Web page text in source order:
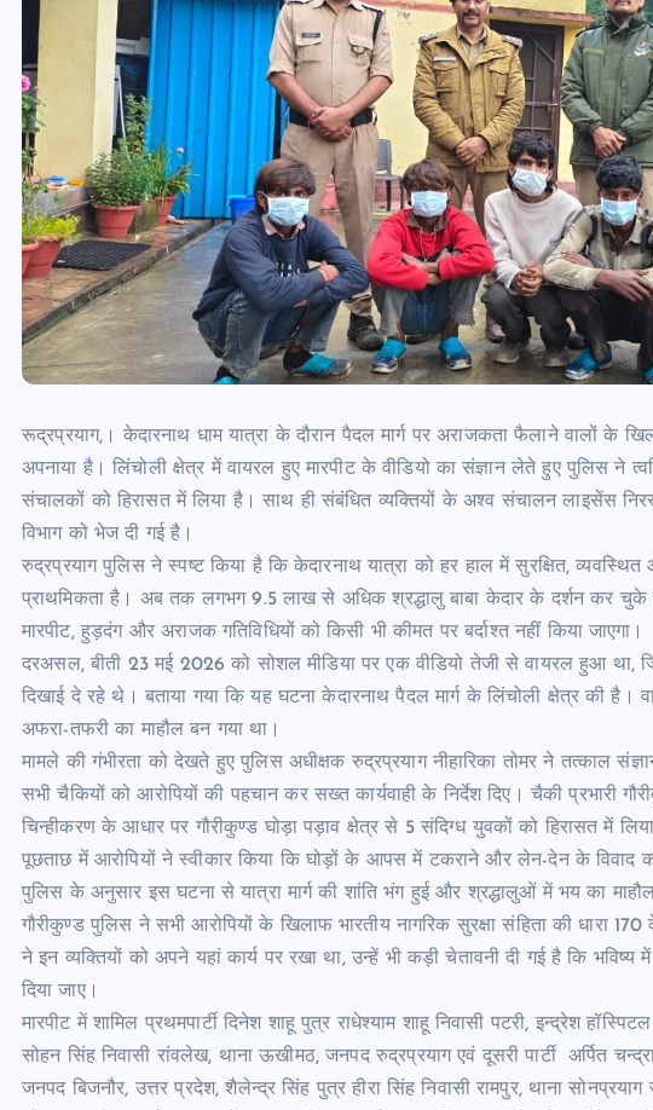
रूद्रप्रयाग,। केदारनाथ धाम यात्रा के दौरान पैदल मार्ग पर अराजकता फैलाने वालों के
अपनाया है। लिंचोली क्षेत्र में वायरल हुए मारपीट के वीडियो का संज्ञान लेते हुए पुलिस ने
संचालकों को हिरासत में लिया है। साथ ही संबंधित व्यक्तियों के अश्व संचालन लाइसेंस
विभाग को भेज दी गई है।
रुद्रप्रयाग पुलिस ने स्पष्ट किया है कि केदारनाथ यात्रा को हर हाल में सुरक्षित,
प्राथमिकता है। अब तक लगभग 9.5 लाख से अधिक श्रद्धालु बाबा केदार के दर्शन कर चुके
मारपीट, हुड़दंग और अराजक गतिविधियों को किसी भी कीमत पर बर्दाश्त नहीं किया जाएगा।
दरअसल, बीती 23 मई 2026 को सोशल मीडिया पर एक वीडियो तेजी से वायरल हुआ
दिखाई दे रहे थे। बताया गया कि यह घटना केदारनाथ पैदल मार्ग के लिंचोली क्षेत्र की है।
अफरा-तफरी का माहौल बन गया था।
मामले की गंभीरता को देखते हुए पुलिस अधीक्षक रुद्रप्रयाग नीहारिका तोमर ने तत्काल
सभी चैकियों को आरोपियों की पहचान कर सख्त कार्यवाही के निर्देश दिए। चैकी प्रभारी
चिन्हीकरण के आधार पर गौरीकुण्ड घोड़ा पड़ाव क्षेत्र से 5 संदिग्ध युवकों को हिरासत में
पूछताछ में आरोपियों ने स्वीकार किया कि घोड़ों के आपस में टकराने और लेन-देन के विवाद
पुलिस के अनुसार इस घटना से यात्रा मार्ग की शांति भंग हुई और श्रद्धालुओं में भय का
गौरीकुण्ड पुलिस ने सभी आरोपियों के खिलाफ भारतीय नागरिक सुरक्षा संहिता की धारा
ने इन व्यक्तियों को अपने यहां कार्य पर रखा था, उन्हें भी कड़ी चेतावनी दी गई है कि भविष्य
दिया जाए।
मारपीट में शामिल प्रथमपार्टी दिनेश शाहू पुत्र राधेश्याम शाहू निवासी पटरी, इन्द्रेश
सोहन सिंह निवासी रांवलेख, थाना ऊखीमठ, जनपद रुद्रप्रयाग एवं दूसरी पार्टी अर्पित
जनपद बिजनौर, उत्तर प्रदेश, शैलेन्द्र सिंह पुत्र हीरा सिंह निवासी रामपुर, थाना